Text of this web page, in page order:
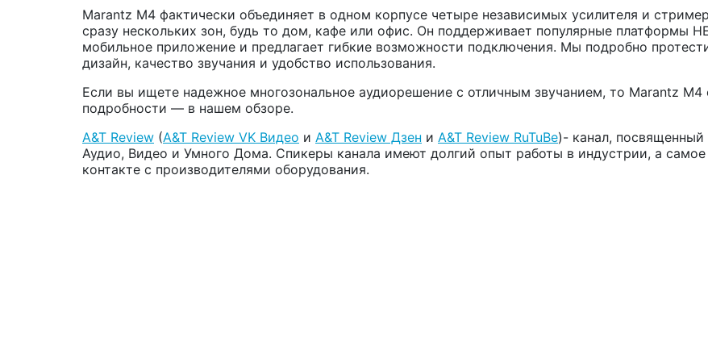
Marantz M4 фактически объединяет в одном корпусе четыре независимых усилителя и
сразу нескольких зон, будь то дом, кафе или офис. Он поддерживает популярные платформы
мобильное приложение и предлагает гибкие возможности подключения. Мы подробно
дизайн, качество звучания и удобство использования.
Если вы ищете надежное многозональное аудиорешение с отличным звучанием, то Marantz
подробности — в нашем обзоре.
A&T Review (A&T Review VK Видео и A&T Review Дзен и A&T Review RuTuBe)- канал,
Аудио, Видео и Умного Дома. Спикеры канала имеют долгий опыт работы в индустрии, а самое
контакте с производителями оборудования.